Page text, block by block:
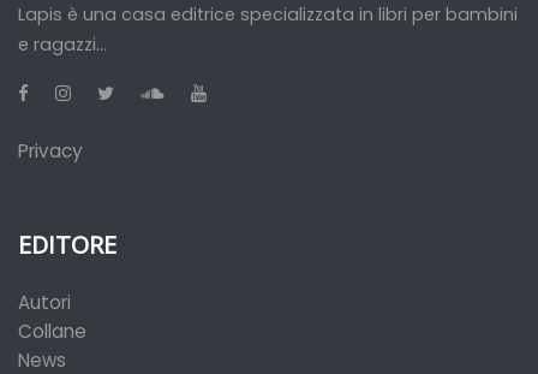
Lapis è una casa editrice specializzata in libri per bambini
e ragazzi...
Privacy
EDITORE
Autori
Collane
News